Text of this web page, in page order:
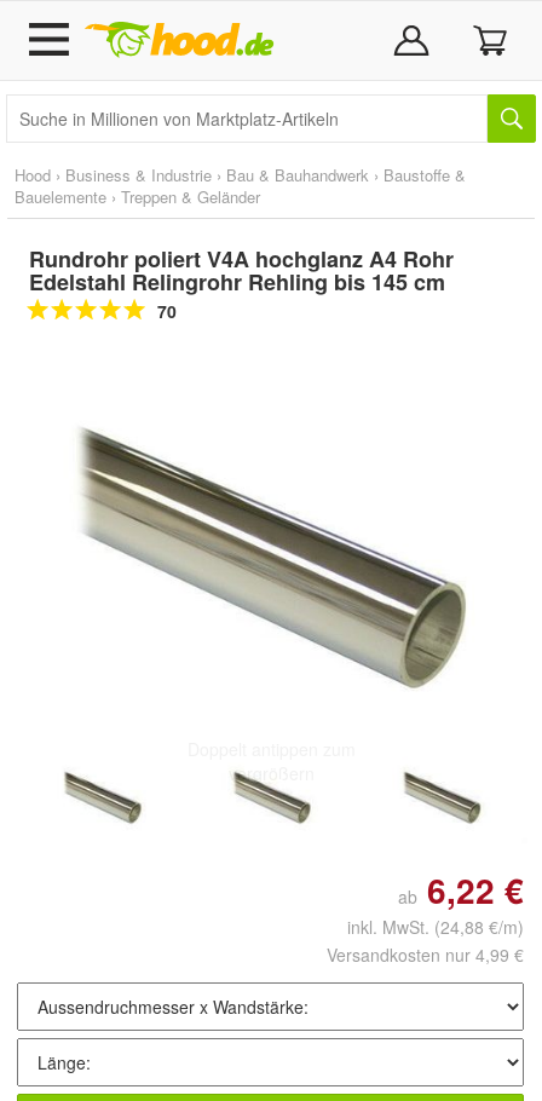
Hood › Business & Industrie › Bau & Bauhandwerk › Baustoffe &
Bauelemente › Treppen & Geländer
Rundrohr poliert V4A hochglanz A4 Rohr
Edelstahl Relingrohr Rehling bis 145 cm
70
vergrößern
ab 6,22 €
inkl. MwSt. (24,88 €/m)
Versandkosten nur 4,99 €